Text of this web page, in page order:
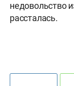
недовольство
рассталась.